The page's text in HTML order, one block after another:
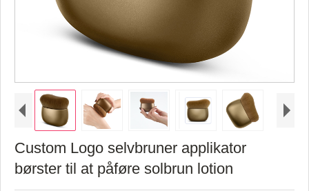
Custom Logo selvbruner applikator
børster til at påføre solbrun lotion